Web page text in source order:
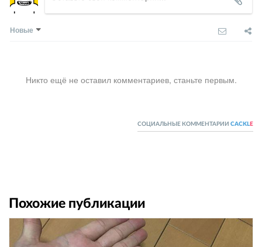
Новые
Никто ещё не оставил комментариев, станьте первым.
СОЦИАЛЬНЫЕ КОММЕНТАРИИ CACKL E
Похожие публикации